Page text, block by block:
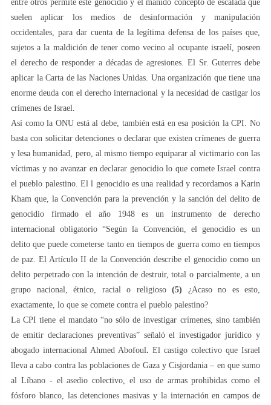
entre otros permite este genocidio y el manido concepto de escalada que
suelen aplicar los medios de desinformación y manipulación
occidentales, para dar cuenta de la legítima defensa de los países que,
sujetos a la maldición de tener como vecino al ocupante israelí, poseen
el derecho de responder a décadas de agresiones. El Sr. Guterres debe
aplicar la Carta de las Naciones Unidas. Una organización que tiene una
enorme deuda con el derecho internacional y la necesidad de castigar los
crímenes de Israel.
Así como la ONU está al debe, también está en esa posición la CPI. No
basta con solicitar detenciones o declarar que existen crímenes de guerra
y lesa humanidad, pero, al mismo tiempo equiparar al victimario con las
víctimas y no avanzar en declarar genocidio lo que comete Israel contra
el pueblo palestino. El l genocidio es una realidad y recordamos a Karin
Kham que, la Convención para la prevención y la sanción del delito de
genocidio firmado el año 1948 es un instrumento de derecho
internacional obligatorio “Según la Convención, el genocidio es un
delito que puede cometerse tanto en tiempos de guerra como en tiempos
de paz. El Artículo II de la Convención describe el genocidio como un
delito perpetrado con la intención de destruir, total o parcialmente, a un
grupo nacional, étnico, racial o religioso (5) ¿Acaso no es esto,
exactamente, lo que se comete contra el pueblo palestino?
La CPI tiene el mandato “no sólo de investigar crímenes, sino también
de emitir declaraciones preventivas” señaló el investigador jurídico y
abogado internacional Ahmed Abofoul. El castigo colectivo que Israel
lleva a cabo contra las poblaciones de Gaza y Cisjordania – en que sumo
al Líbano - el asedio colectivo, el uso de armas prohibidas como el
fósforo blanco, las detenciones masivas y la internación en campos de